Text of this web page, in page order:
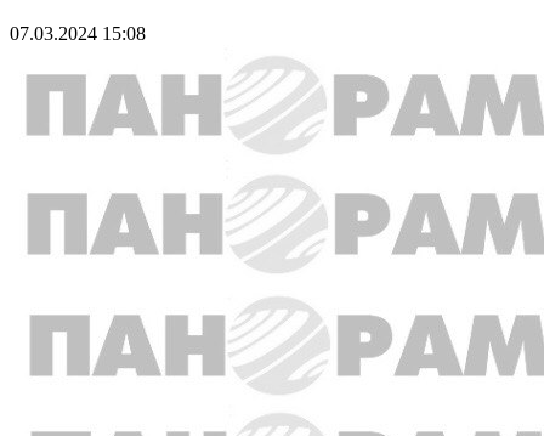
07.03.2024 15:08